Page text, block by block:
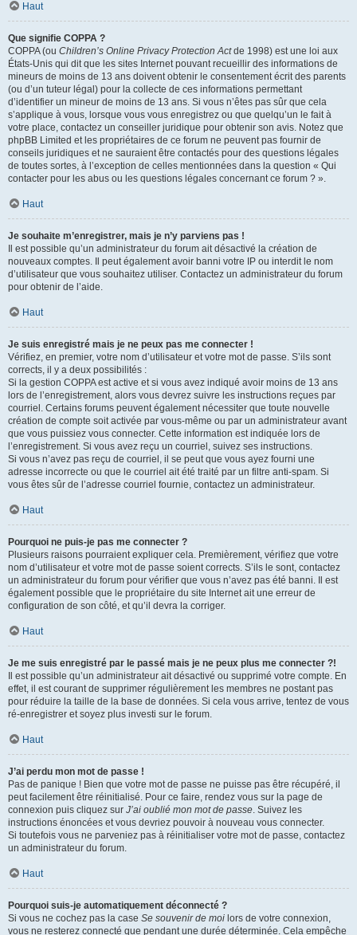
Haut
Que signifie COPPA ?
COPPA (ou Children’s Online Privacy Protection Actde 1998) est une loi aux
États-Unis qui dit que les sites Internet pouvant recueillir des informations de
mineurs de moins de 13 ans doivent obtenir le consentement écrit des parents
(ou d’un tuteur légal) pour la collecte de ces informations permettant
d’identifier un mineur de moins de 13 ans. Si vous n’êtes pas sûr que cela
s’applique à vous, lorsque vous vous enregistrez ou que quelqu’un le fait à
votre place, contactez un conseiller juridique pour obtenir son avis. Notez que
phpBB Limited et les propriétaires de ce forum ne peuvent pas fournir de
conseils juridiques et ne sauraient être contactés pour des questions légales
de toutes sortes, à l’exception de celles mentionnées dans la question « Qui
contacter pour les abus ou les questions légales concernant ce forum ? ».
Haut
Je souhaite m’enregistrer, mais je n’y parviens pas !
Il est possible qu’un administrateur du forum ait désactivé la création de
nouveaux comptes. Il peut également avoir banni votre IP ou interdit le nom
d’utilisateur que vous souhaitez utiliser. Contactez un administrateur du forum
pour obtenir de l’aide.
Haut
Je suis enregistré mais je ne peux pas me connecter !
Vérifiez, en premier, votre nom d’utilisateur et votre mot de passe. S’ils sont
corrects, il y a deux possibilités :
Si la gestion COPPA est active et si vous avez indiqué avoir moins de 13 ans
lors de l’enregistrement, alors vous devrez suivre les instructions reçues par
courriel. Certains forums peuvent également nécessiter que toute nouvelle
création de compte soit activée par vous-même ou par un administrateur avant
que vous puissiez vous connecter. Cette information est indiquée lors de
l’enregistrement. Si vous avez reçu un courriel, suivez ses instructions.
Si vous n’avez pas reçu de courriel, il se peut que vous ayez fourni une
adresse incorrecte ou que le courriel ait été traité par un filtre anti-spam. Si
vous êtes sûr de l’adresse courriel fournie, contactez un administrateur.
Haut
Pourquoi ne puis-je pas me connecter ?
Plusieurs raisons pourraient expliquer cela. Premièrement, vérifiez que votre
nom d’utilisateur et votre mot de passe soient corrects. S’ils le sont, contactez
un administrateur du forum pour vérifier que vous n’avez pas été banni. Il est
également possible que le propriétaire du site Internet ait une erreur de
configuration de son côté, et qu’il devra la corriger.
Haut
Je me suis enregistré par le passé mais je ne peux plus me connecter ?!
Il est possible qu’un administrateur ait désactivé ou supprimé votre compte. En
effet, il est courant de supprimer régulièrement les membres ne postant pas
pour réduire la taille de la base de données. Si cela vous arrive, tentez de vous
ré-enregistrer et soyez plus investi sur le forum.
Haut
J’ai perdu mon mot de passe !
Pas de panique ! Bien que votre mot de passe ne puisse pas être récupéré, il
peut facilement être réinitialisé. Pour ce faire, rendez vous sur la page de
connexion puis cliquez sur J’ai oublié mon mot de passe. Suivez les
instructions énoncées et vous devriez pouvoir à nouveau vous connecter.
Si toutefois vous ne parveniez pas à réinitialiser votre mot de passe, contactez
un administrateur du forum.
Haut
Pourquoi suis-je automatiquement déconnecté ?
Si vous ne cochez pas la case Se souvenir de moi lors de votre connexion,
vous ne resterez connecté que pendant une durée déterminée. Cela empêche